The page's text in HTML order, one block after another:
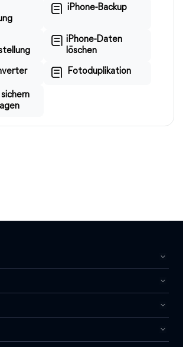
iPhone-Backup
iPhone-Daten
löschen
Fotoduplikation